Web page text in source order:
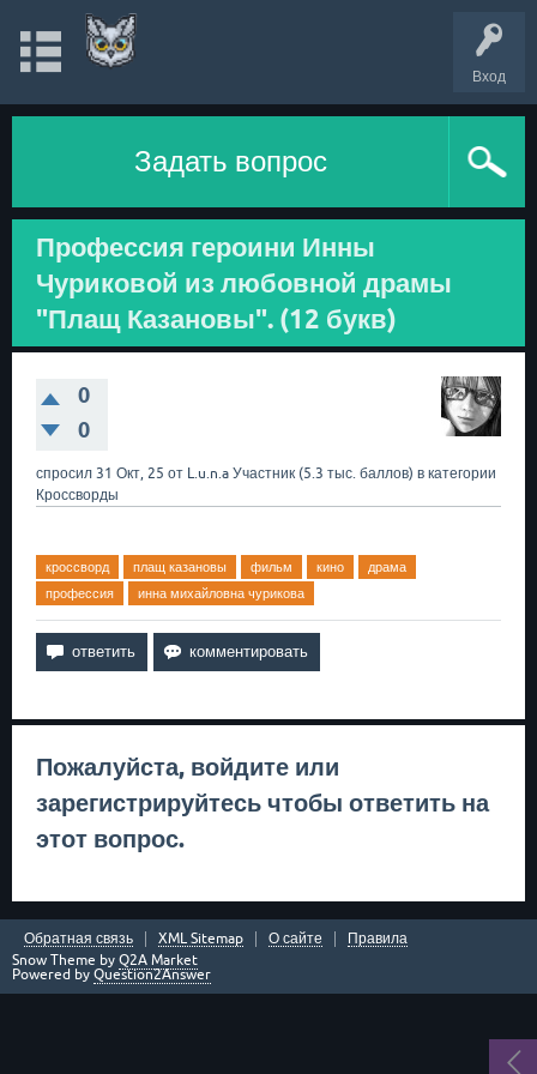
Вход
Задать вопрос
Профессия героини Инны
Чуриковой из любовной драмы
"Плащ Казановы". (12 букв)
0
0
спросил 31 Окт, 25 от L.u.n.a Участник (5.3 тыс. баллов) в категории
Кроссворды
кроссворд плащ казановы фильм кино
драма
профессия
инна михайловна чурикова
Пожалуйста, войдите или
зарегистрируйтесь чтобы ответить на
этот вопрос.
Обратная связь XML Sitemap О сайте
Правила
Snow Theme by Q2A Market
Powered by Question2Answer